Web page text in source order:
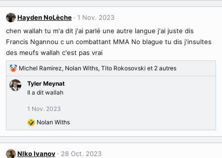
Hayden NoLèche
1 Nov. 2023
chen wallah tu m'a dit j'ai parlé une autre langue j'ai juste dis
Francis Ngannou c un combattant MMA No blague tu dis j'insultes
des meufs wallah c'est pas vrai
R
é
a
s
:
Michel Ramirez, Nolan Withs, Tito Rokosovski et 2 autres
Tyler Meynat
Il a dit wallah
1 Nov. 2023
R
é
a
c
Nolan Withs
Nlko Ivanov
28 Oct. 2023